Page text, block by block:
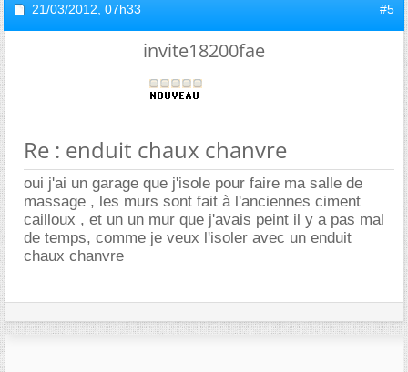
21/03/2012, 07h33 #5
invite18200fae
Re : enduit chaux chanvre
oui j'ai un garage que j'isole pour faire ma salle de
massage , les murs sont fait à l'anciennes ciment
cailloux , et un un mur que j'avais peint il y a pas mal
de temps, comme je veux l'isoler avec un enduit
chaux chanvre